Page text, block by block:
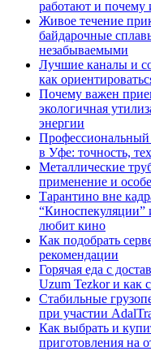
работают и почему
Живое течение
байдарочные
незабываемыми
Лучшие каналы и
как
Почему важен
экологичная
энергии
Профессиональный
в Уфе: точность,
Металлические
применение и
Тарантино вне
“Киноспекуляции”
любит кино
Как подобрать
рекомендации
Горячая еда с
Uzum Tezkor и как
Стабильные
при участии
Как выбрать и
приготовления на